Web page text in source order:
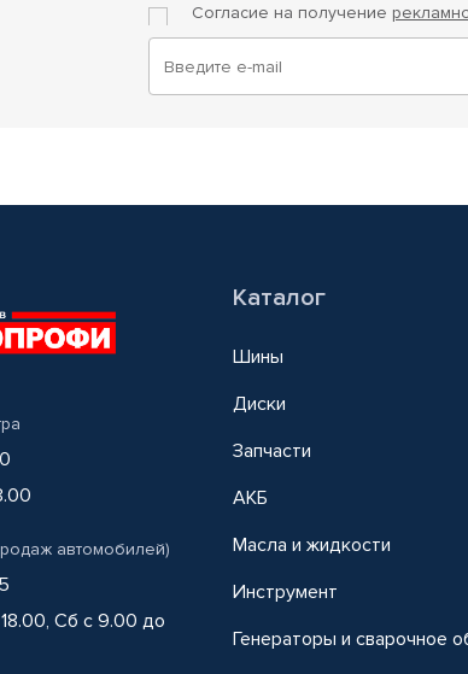
Согласие на получение
автомобилей)
Сб с 9.00 до
Каталог
Шины
Диски
Запчасти
АКБ
Масла и жидкости
Инструмент
Генераторы и сварочное